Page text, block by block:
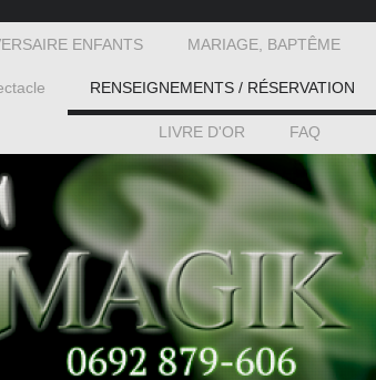
ENFANTS MARIAGE, BAPTÊME
RENSEIGNEMENTS / RÉSERVATION
LIVRE D'OR FAQ